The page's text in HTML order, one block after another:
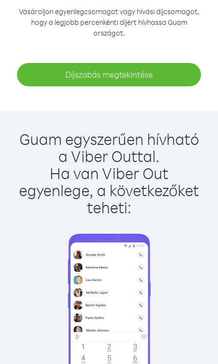
Vásároljon egyenlegcsomagot vagy hívási díjcsomagot,
hogy a legjobb percenkénti díjért hívhassa Guam
országot.
Díjszabás megtekintése
Guam egyszerűen hívható
a Viber Outtal.
Ha van Viber Out
egyenlege, a következőket
teheti: